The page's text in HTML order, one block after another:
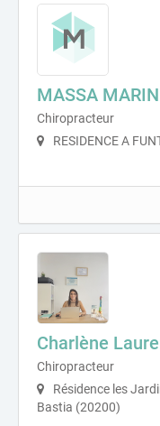
MASSA
Chiropracteur
RESIDENCE A
Charlène
Chiropracteur
Résidence les
Bastia (20200)